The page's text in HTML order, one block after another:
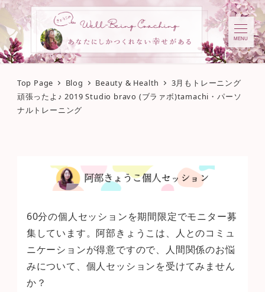
MENU
Top Page Blog Beauty & Health
3月もトレーニング
頑張ったよ♪ 2019 Studio bravo (ブラァボ)tamachi・パーソ
ナルトレーニング
60分の個人セッションを期間限定でモニター募
集しています。阿部きょうこは、人とのコミュ
ニケーションが得意ですので、人間関係のお悩
みについて、個人セッションを受けてみません
か？